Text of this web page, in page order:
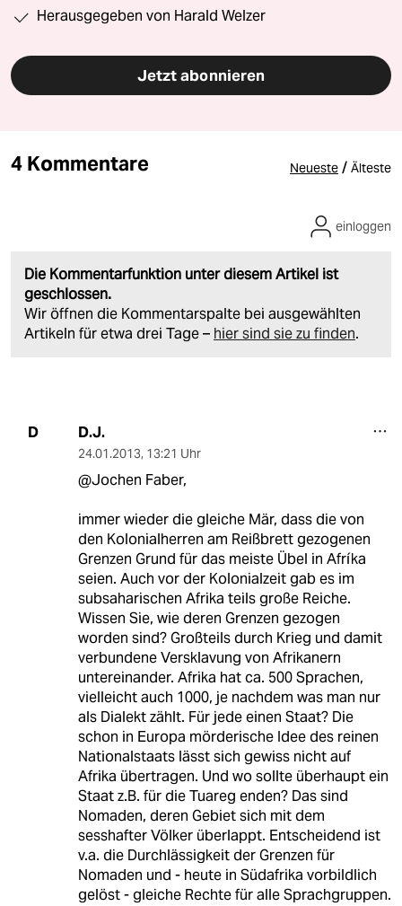
Herausgegeben von Harald Welzer
Jetzt abonnieren
4 Kommentare Neueste / Älteste
Die Kommentarfunktion unter diesem Artikel ist
geschlossen.
Wir öffnen die Kommentarspalte bei ausgewählten
Artikeln für etwa drei Tage – hier sind sie zu finden.
einloggen
D D.J.
24.01.2013, 13:21 Uhr
@Jochen Faber,
immer wieder die gleiche Mär, dass die von
den Kolonialherren am Reißbrett gezogenen
Grenzen Grund für das meiste Übel in Afríka
seien. Auch vor der Kolonialzeit gab es im
subsaharischen Afrika teils große Reiche.
Wissen Sie, wie deren Grenzen gezogen
worden sind? Großteils durch Krieg und damit
verbundene Versklavung von Afrikanern
untereinander. Afrika hat ca. 500 Sprachen,
vielleicht auch 1000, je nachdem was man nur
als Dialekt zählt. Für jede einen Staat? Die
schon in Europa mörderische Idee des reinen
Nationalstaats lässt sich gewiss nicht auf
Afrika übertragen. Und wo sollte überhaupt ein
Staat z.B. für die Tuareg enden? Das sind
Nomaden, deren Gebiet sich mit dem
sesshafter Völker überlappt. Entscheidend ist
v.a. die Durchlässigkeit der Grenzen für
Nomaden und - heute in Südafrika vorbildlich
gelöst - gleiche Rechte für alle Sprachgruppen.